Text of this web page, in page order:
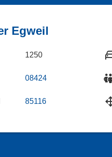
Egweil
1250
08424
85116